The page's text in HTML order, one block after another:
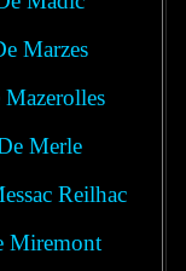
Marzes
Mazerolles
Merle
Reilhac
Miremont